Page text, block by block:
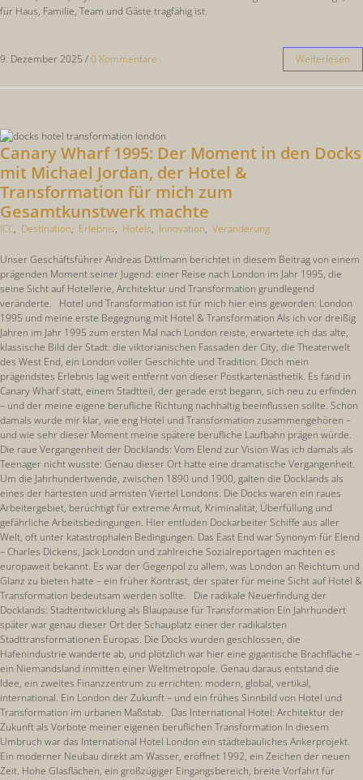
für Haus, Familie, Team und Gäste tragfähig ist.
9. Dezember 2025 /0 Kommentare Weiterlesen
Canary Wharf 1995: Der Moment in den Docks
mit Michael Jordan, der Hotel &
Transformation für mich zum
Gesamtkunstwerk machte
ICC, Destination, Erlebnis, Hotels, Innovation, Veränderung
Unser Geschäftsführer Andreas Dittlmann berichtet in diesem Beitrag von einem
prägenden Moment seiner Jugend: einer Reise nach London im Jahr 1995, die
seine Sicht auf Hotellerie, Architektur und Transformation grundlegend
veränderte. Hotel und Transformation ist für mich hier eins geworden: London
1995 und meine erste Begegnung mit Hotel & Transformation Als ich vor dreißig
Jahren im Jahr 1995 zum ersten Mal nach London reiste, erwartete ich das alte,
klassische Bild der Stadt: die viktorianischen Fassaden der City, die Theaterwelt
des West End, ein London voller Geschichte und Tradition. Doch mein
prägendstes Erlebnis lag weit entfernt von dieser Postkartenästhetik. Es fand in
Canary Wharf statt, einem Stadtteil, der gerade erst begann, sich neu zu erfinden
– und der meine eigene berufliche Richtung nachhaltig beeinflussen sollte. Schon
damals wurde mir klar, wie eng Hotel und Transformation zusammengehören –
und wie sehr dieser Moment meine spätere berufliche Laufbahn prägen würde.
Die raue Vergangenheit der Docklands: Vom Elend zur Vision Was ich damals als
Teenager nicht wusste: Genau dieser Ort hatte eine dramatische Vergangenheit.
Um die Jahrhundertwende, zwischen 1890 und 1900, galten die Docklands als
eines der härtesten und ärmsten Viertel Londons. Die Docks waren ein raues
Arbeitergebiet, berüchtigt für extreme Armut, Kriminalität, Überfüllung und
gefährliche Arbeitsbedingungen. Hier entluden Dockarbeiter Schiffe aus aller
Welt, oft unter katastrophalen Bedingungen. Das East End war Synonym für Elend
– Charles Dickens, Jack London und zahlreiche Sozialreportagen machten es
europaweit bekannt. Es war der Gegenpol zu allem, was London an Reichtum und
Glanz zu bieten hatte – ein früher Kontrast, der später für meine Sicht auf Hotel &
Transformation bedeutsam werden sollte. Die radikale Neuerfindung der
Docklands: Stadtentwicklung als Blaupause für Transformation Ein Jahrhundert
später war genau dieser Ort der Schauplatz einer der radikalsten
Stadttransformationen Europas. Die Docks wurden geschlossen, die
Hafenindustrie wanderte ab, und plötzlich war hier eine gigantische Brachfläche –
ein Niemandsland inmitten einer Weltmetropole. Genau daraus entstand die
Idee, ein zweites Finanzzentrum zu errichten: modern, global, vertikal,
international. Ein London der Zukunft – und ein frühes Sinnbild von Hotel und
Transformation im urbanen Maßstab. Das International Hotel: Architektur der
Zukunft als Vorbote meiner eigenen beruflichen Transformation In diesem
Umbruch war das International Hotel London ein städtebauliches Ankerprojekt.
Ein moderner Neubau direkt am Wasser, eröffnet 1992, ein Zeichen der neuen
Zeit. Hohe Glasflächen, ein großzügiger Eingangsbereich, breite Vorfahrt für